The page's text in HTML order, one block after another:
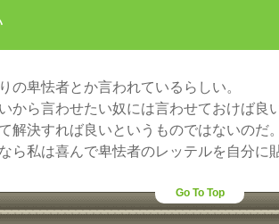
の卑怯者とか言われているらしい。
から言わせたい奴には言わせておけば良い
解決すれば良いというものではないのだ。
ら私は喜んで卑怯者のレッテルを自分に
Go To Top